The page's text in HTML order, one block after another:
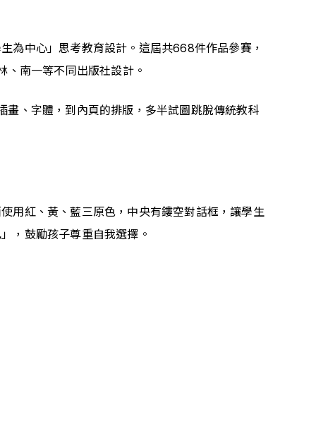
為中心」思考教育設計。這屆共668件作品參賽，
、南一等不同出版社設計。
畫、字體，到內頁的排版，多半試圖跳脫傳統教科
用紅、黃、藍三原色，中央有鏤空對話框，讓學生
，鼓勵孩子尊重自我選擇。